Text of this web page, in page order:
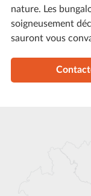
nature. Les
soigneusement
sauront vous